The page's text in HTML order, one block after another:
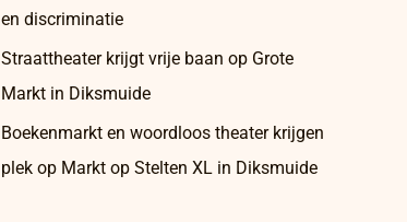
en discriminatie
Straattheater krijgt vrije baan op Grote
Markt in Diksmuide
Boekenmarkt en woordloos theater krijgen
plek op Markt op Stelten XL in Diksmuide